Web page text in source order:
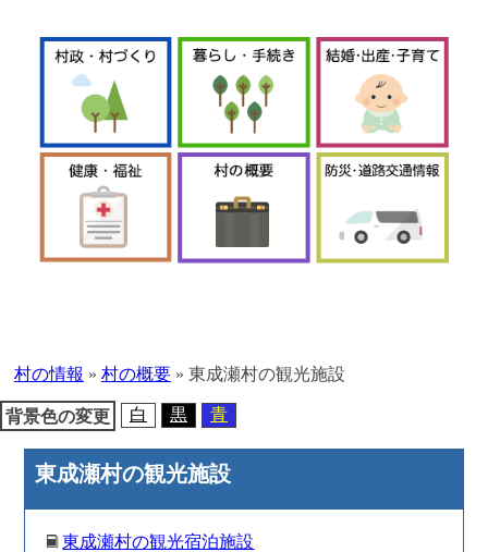
移
動
村の情報 » 村の概要 » 東成瀬村の観光施設
背景色の変更 白 黒 青
東成瀬村の観光施設
東成瀬村の観光宿泊施設